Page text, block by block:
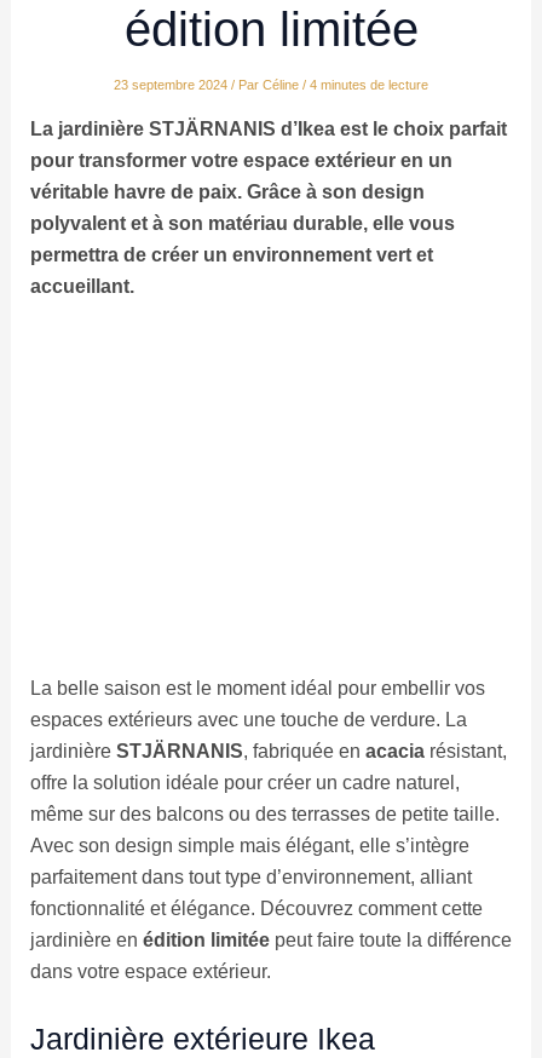
édition limitée
23 septembre 2024 / Par Céline / 4 minutes de lecture
La jardinière STJÄRNANIS d’Ikea est le choix parfait
pour transformer votre espace extérieur en un
véritable havre de paix. Grâce à son design
polyvalent et à son matériau durable, elle vous
permettra de créer un environnement vert et
accueillant.
La belle saison est le moment idéal pour embellir vos
espaces extérieurs avec une touche de verdure. La
jardinière STJÄRNANIS, fabriquée en acaciarésistant,
offre la solution idéale pour créer un cadre naturel,
même sur des balcons ou des terrasses de petite taille.
Avec son design simple mais élégant, elle s’intègre
parfaitement dans tout type d’environnement, alliant
fonctionnalité et élégance. Découvrez comment cette
jardinière en édition limitéepeut faire toute la différence
dans votre espace extérieur.
Jardinière extérieure Ikea